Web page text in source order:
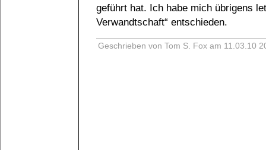
geführt hat. Ich habe mich übrigens
Verwandtschaft“ entschieden.
Geschrieben von Tom S. Fox am 11.03.10